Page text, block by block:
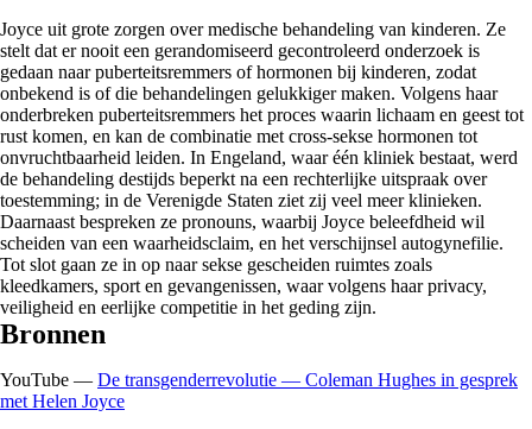
Joyce uit grote zorgen over medische behandeling van kinderen. Ze
stelt dat er nooit een gerandomiseerd gecontroleerd onderzoek is
gedaan naar puberteitsremmers of hormonen bij kinderen, zodat
onbekend is of die behandelingen gelukkiger maken. Volgens haar
onderbreken puberteitsremmers het proces waarin lichaam en geest tot
rust komen, en kan de combinatie met cross-sekse hormonen tot
onvruchtbaarheid leiden. In Engeland, waar één kliniek bestaat, werd
de behandeling destijds beperkt na een rechterlijke uitspraak over
toestemming; in de Verenigde Staten ziet zij veel meer klinieken.
Daarnaast bespreken ze pronouns, waarbij Joyce beleefdheid wil
scheiden van een waarheidsclaim, en het verschijnsel autogynefilie.
Tot slot gaan ze in op naar sekse gescheiden ruimtes zoals
kleedkamers, sport en gevangenissen, waar volgens haar privacy,
veiligheid en eerlijke competitie in het geding zijn.
Bronnen
YouTube — De transgenderrevolutie — Coleman Hughes in gesprek
met Helen Joyce